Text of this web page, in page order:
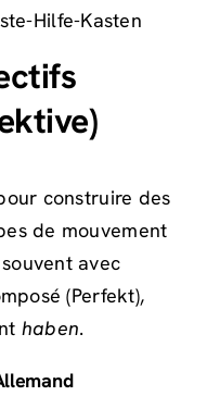
Hilfe-Kasten
construire des
de mouvement
avec
(Perfekt),
haben.